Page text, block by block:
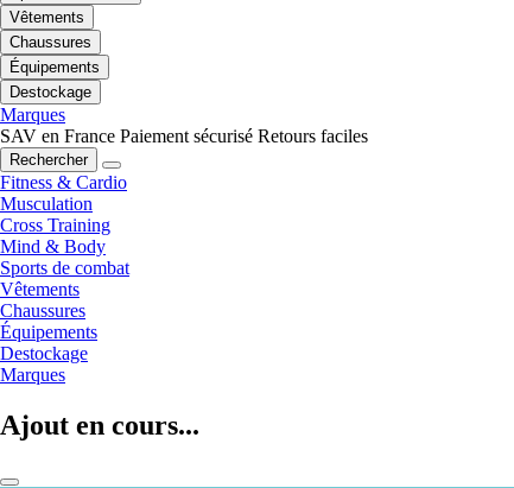
Vêtements
Chaussures
Équipements
Destockage
Marques
SAV en France Paiement sécurisé Retours faciles
Rechercher
Fitness & Cardio
Musculation
Cross Training
Mind & Body
Sports de combat
Vêtements
Chaussures
Équipements
Destockage
Marques
Ajout en cours...